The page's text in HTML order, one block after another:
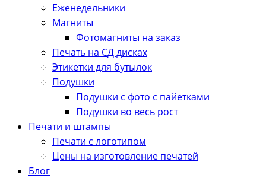
Еженедельники
Магниты
Фотомагниты на заказ
Печать на СД дисках
Этикетки для бутылок
Подушки
Подушки с фото с пайетками
Подушки во весь рост
Печати и штампы
Печати с логотипом
Цены на изготовление печатей
Блог